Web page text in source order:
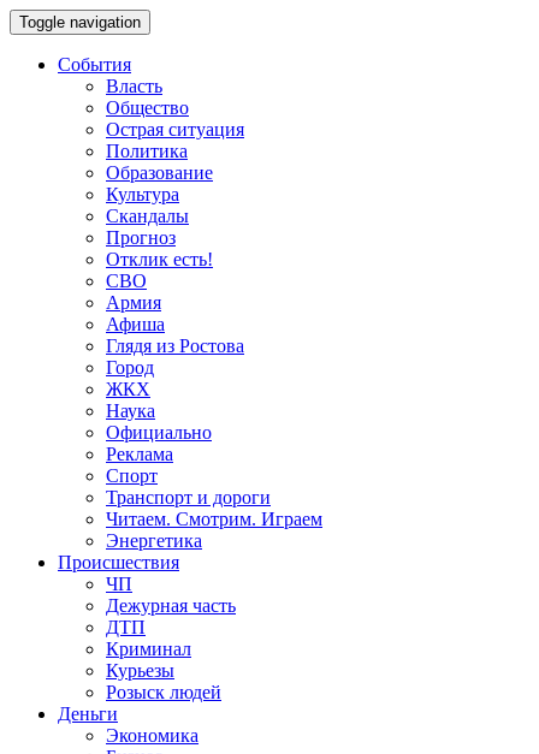
Toggle navigation
События
Власть
Общество
Острая ситуация
Политика
Образование
Культура
Скандалы
Прогноз
Отклик есть!
СВО
Армия
Афиша
Глядя из Ростова
Город
ЖКХ
Наука
Официально
Реклама
Спорт
Транспорт и дороги
Читаем. Смотрим. Играем
Энергетика
Происшествия
ЧП
Дежурная часть
ДТП
Криминал
Курьезы
Розыск людей
Деньги
Экономика